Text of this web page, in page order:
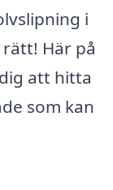
i
Här på
att hitta
som kan